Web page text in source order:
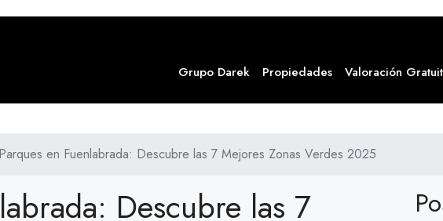
Grupo Darek Propiedades Valoración
Parques en Fuenlabrada: Descubre las 7 Mejores Zonas Verdes 2025
Descubre las 7